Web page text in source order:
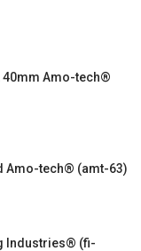
40mm Amo-tech®
Amo-tech® (amt-63)
Industries® (fi-